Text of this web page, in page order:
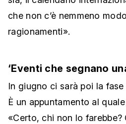
che non c’è nemmeno
ragionamenti».
‘Eventi che segnano
In giugno ci sarà poi la
È un appuntamento al
«Certo, chi non lo farebbe?